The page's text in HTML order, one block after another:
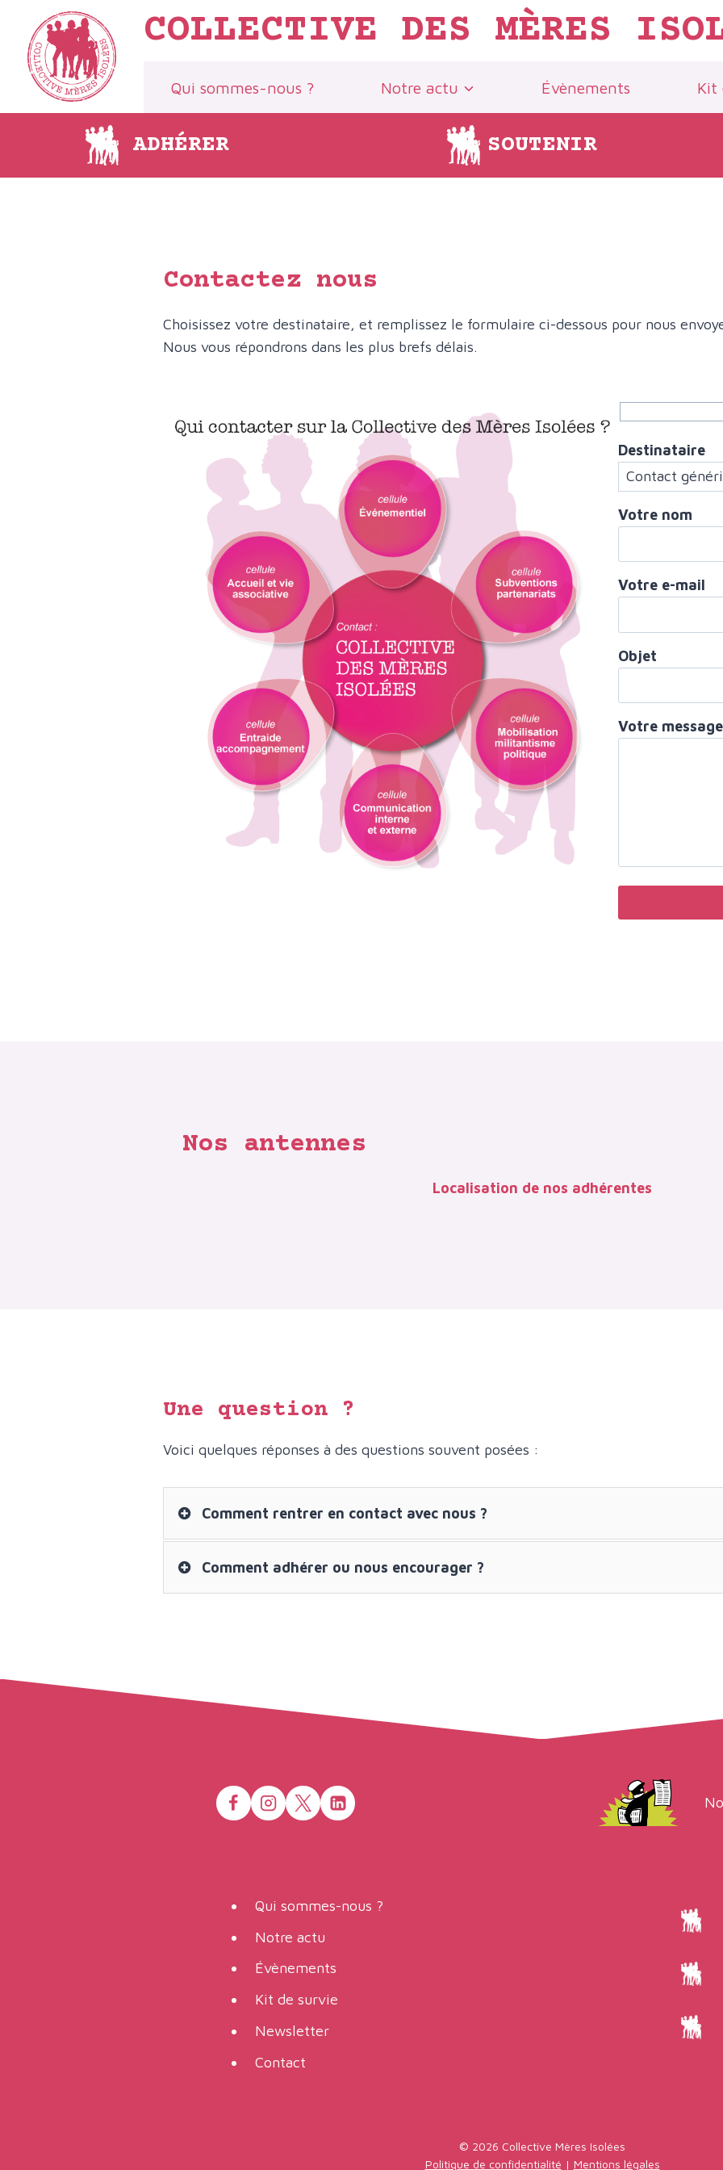
contenu
COLLECTIVE DES MÈRES
Qui sommes-nous ? Notre actu Évènements Kit
ADHÉRER SOUTENIR
Contactez nous
Choisissez votre destinataire, et remplissez le formulaire ci-dessous pour nous
Nous vous répondrons dans les plus brefs délais.
Destinataire
Votre nom
Votre e-mail
Objet
Votre
Nos antennes
Localisation de nos adhérentes
Une question ?
Voici quelques réponses à des questions souvent posées :
Comment rentrer en contact avec nous ?
Comment adhérer ou nous encourager ?
Qui sommes-nous ?
Notre actu
Évènements
Kit de survie
Newsletter
Contact
© 2026 Collective Mères Isolées
Politique de confidentialité | Mentions légales